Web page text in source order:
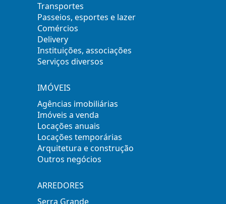
Transportes
Passeios, esportes e lazer
Comércios
Delivery
Instituições, associações
Serviços diversos
IMÓVEIS
Agências imobiliárias
Imóveis a venda
Locações anuais
Locações temporárias
Arquitetura e construção
Outros negócios
ARREDORES
Serra Grande